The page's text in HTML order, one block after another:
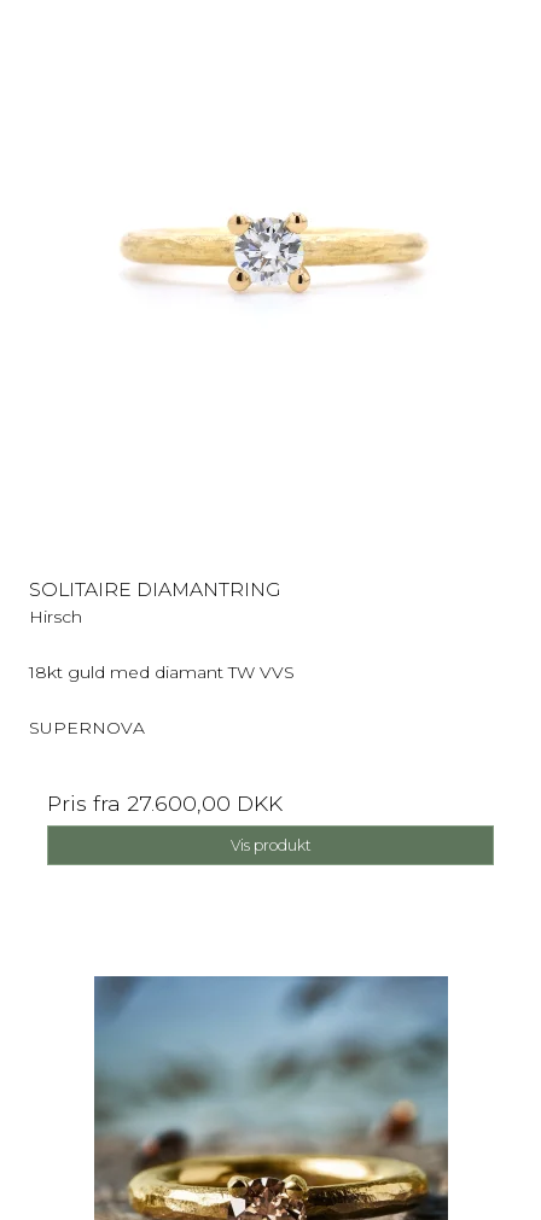
SOLITAIRE DIAMANTRING
Hirsch
18kt guld med diamant TW VVS
SUPERNOVA
Pris fra 27.600,00 DKK
Vis produkt